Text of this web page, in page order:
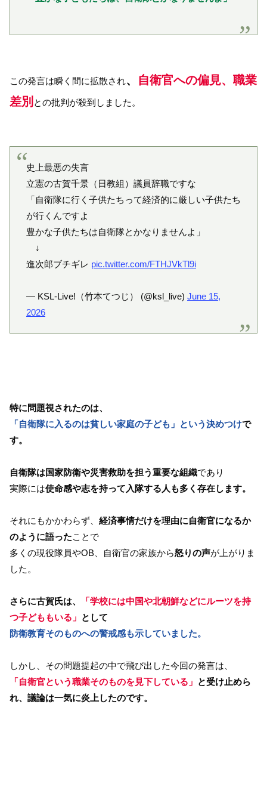
この発言は瞬く間に拡散され、 自衛官への偏見、職業
差別 との批判が殺到しました。
史上最悪の失言
立憲の古賀千景（日教組）議員辞職ですな
「自衛隊に行く子供たちって経済的に厳しい子供たち
が行くんですよ
豊かな子供たちは自衛隊とかなりませんよ」
↓
進次郎ブチギレ pic.twitter.com/FTHJVkTl9i
— KSL-Live!（竹本てつじ） (@ksl_live) June 15,
2026
特に問題視されたのは、
「自衛隊に入るのは貧しい家庭の子ども」という決めつけで
す。
自衛隊は国家防衛や災害救助を担う重要な組織であり
実際には使命感や志を持って入隊する人も多く存在します。
それにもかかわらず、 経済事情だけを理由に自衛官になるか
のように語ったことで
多くの現役隊員やOB、自衛官の家族から怒りの声が上がりま
した。
さらに古賀氏は、
「学校には中国や北朝鮮などにルーツを持
つ子どももいる」 として
防衛教育そのものへの警戒感も示していました。
しかし、その問題提起の中で飛び出した今回の発言は、
「自衛官という職業そのものを見下している」 と受け止めら
れ、議論は一気に炎上したのです。